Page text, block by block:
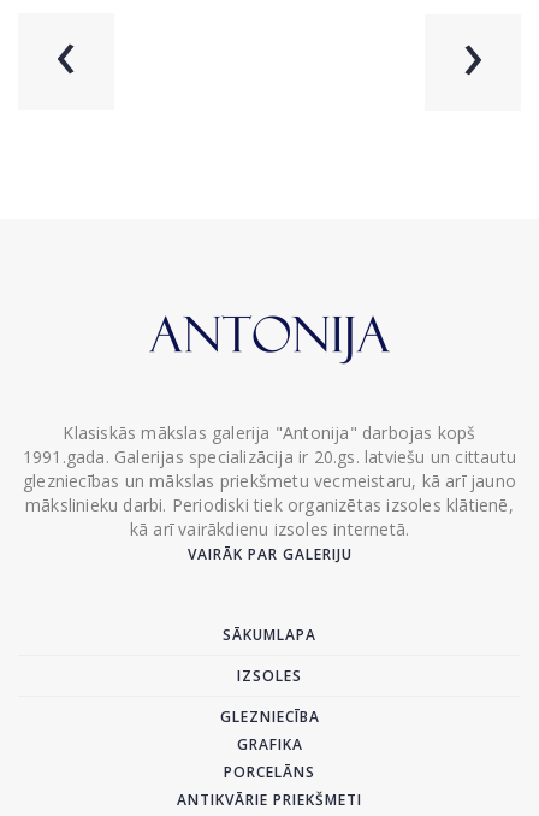
‹ ›
Klasiskās mākslas galerija "Antonija" darbojas kopš
1991.gada. Galerijas specializācija ir 20.gs. latviešu un cittautu
glezniecības un mākslas priekšmetu vecmeistaru, kā arī jauno
mākslinieku darbi. Periodiski tiek organizētas izsoles klātienē,
kā arī vairākdienu izsoles internetā.
VAIRĀK PAR GALERIJU
SĀKUMLAPA
IZSOLES
GLEZNIECĪBA
GRAFIKA
PORCELĀNS
ANTIKVĀRIE PRIEKŠMETI